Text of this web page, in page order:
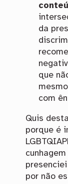
da
que
com
Quis
porque é
por não